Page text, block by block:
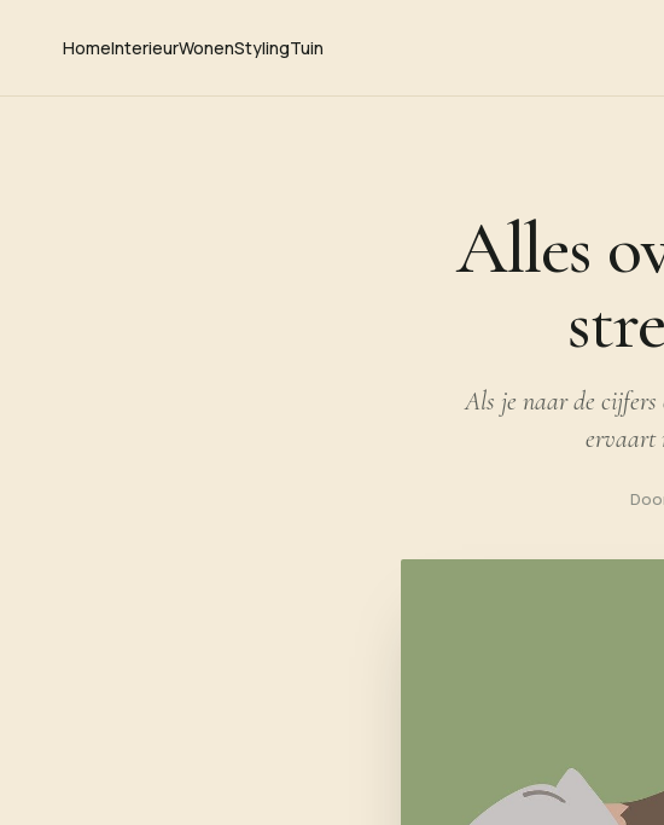
HomeInterieurWonenStylingTuin
Alles
Als je naar de cijfers
ervaart